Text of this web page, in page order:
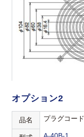
オプション2
品名 プラグコード